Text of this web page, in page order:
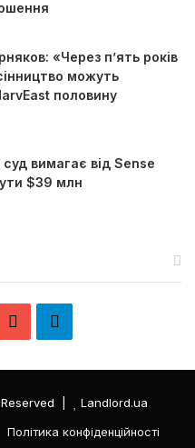
«Через п’ять років
можуть
половину
вимагає від Sense
$39 млн
T
л
е
|
Landlord.ua
Політика конфіденційності